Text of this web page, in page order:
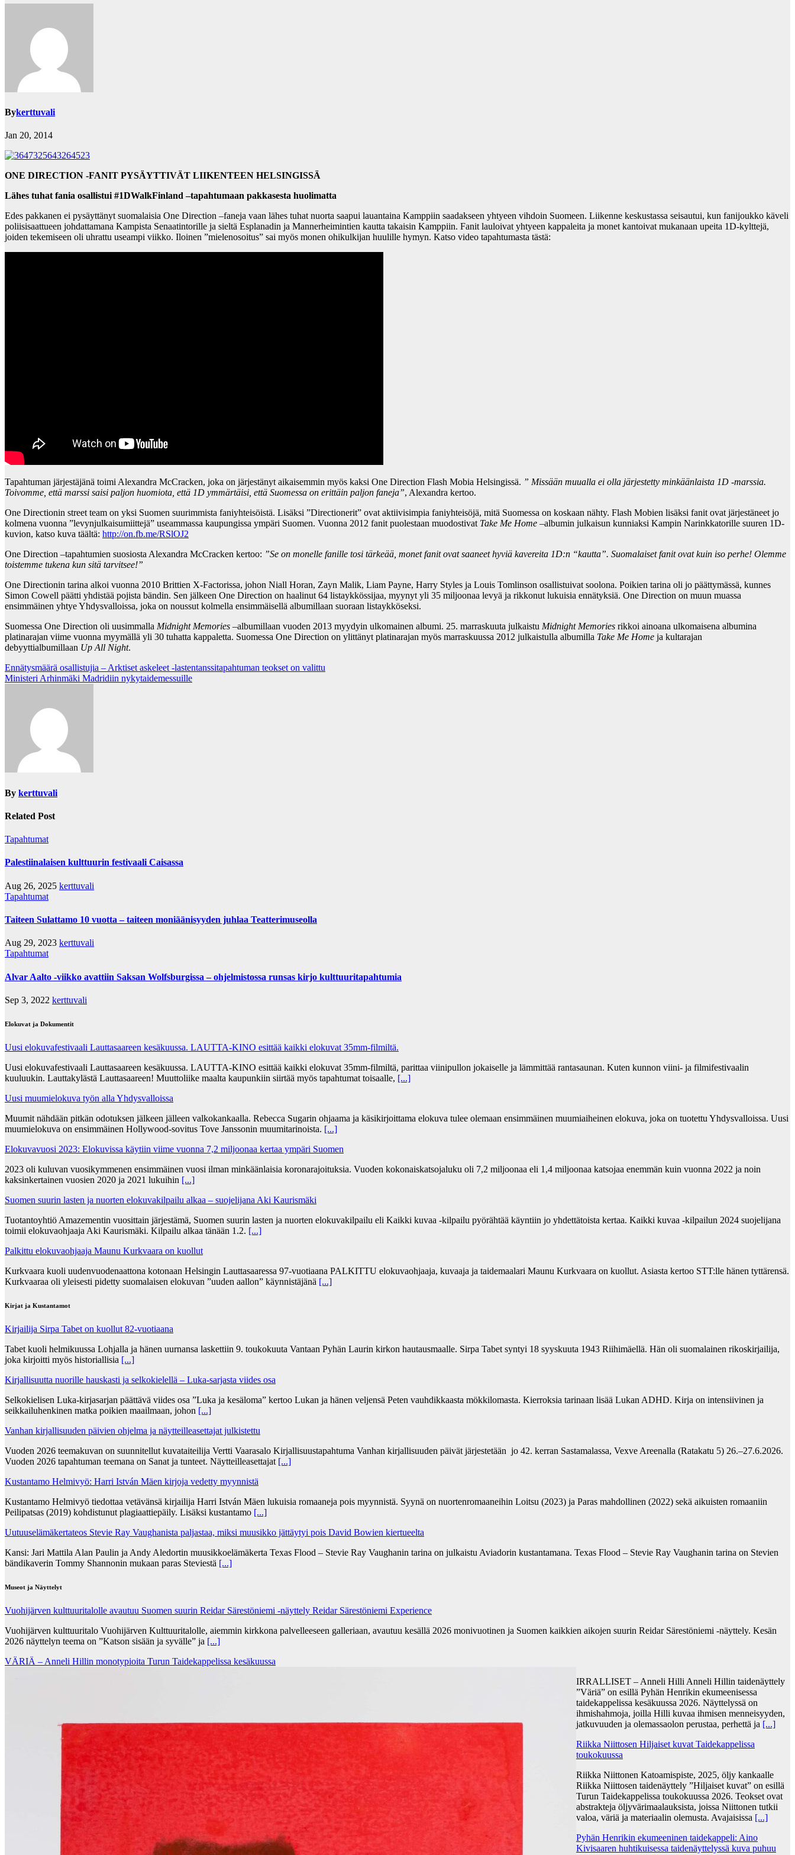
Bykerttuvali
Jan 20, 2014
ONE DIRECTION -FANIT PYSÄYTTIVÄT LIIKENTEEN HELSINGISSÄ
Lähes tuhat fania osallistui #1DWalkFinland –tapahtumaan pakkasesta huolimatta
Edes pakkanen ei pysäyttänyt suomalaisia One Direction –faneja vaan lähes tuhat nuorta saapui lauantaina Kamppiin saadakseen yhtyeen vihdoin Suomeen. Liikenne keskustassa seisautui, kun fanijoukko käveli
poliisisaattueen johdattamana Kampista Senaatintorille ja sieltä Esplanadin ja Mannerheimintien kautta takaisin Kamppiin. Fanit lauloivat yhtyeen kappaleita ja monet kantoivat mukanaan upeita 1D-kylttejä,
joiden tekemiseen oli uhrattu useampi viikko. Iloinen ”mielenosoitus” sai myös monen ohikulkijan huulille hymyn. Katso video tapahtumasta tästä:
Tapahtuman järjestäjänä toimi Alexandra McCracken, joka on järjestänyt aikaisemmin myös kaksi One Direction Flash Mobia Helsingissä. ” Missään muualla ei olla järjestetty minkäänlaista 1D -marssia.
Toivomme, että marssi saisi paljon huomiota, että 1D ymmärtäisi, että Suomessa on erittäin paljon faneja”, Alexandra kertoo.
One Directionin street team on yksi Suomen suurimmista faniyhteisöistä. Lisäksi ”Directionerit” ovat aktiivisimpia faniyhteisöjä, mitä Suomessa on koskaan nähty. Flash Mobien lisäksi fanit ovat järjestäneet jo
kolmena vuonna ”levynjulkaisumiittejä” useammassa kaupungissa ympäri Suomen. Vuonna 2012 fanit puolestaan muodostivat Take Me Home –albumin julkaisun kunniaksi Kampin Narinkkatorille suuren 1D-
kuvion, katso kuva täältä: http://on.fb.me/RSlOJ2
One Direction –tapahtumien suosiosta Alexandra McCracken kertoo: ”Se on monelle fanille tosi tärkeää, monet fanit ovat saaneet hyviä kavereita 1D:n “kautta”. Suomalaiset fanit ovat kuin iso perhe! Olemme
toistemme tukena kun sitä tarvitsee!”
One Directionin tarina alkoi vuonna 2010 Brittien X-Factorissa, johon Niall Horan, Zayn Malik, Liam Payne, Harry Styles ja Louis Tomlinson osallistuivat soolona. Poikien tarina oli jo päättymässä, kunnes
Simon Cowell päätti yhdistää pojista bändin. Sen jälkeen One Direction on haalinut 64 listaykkössijaa, myynyt yli 35 miljoonaa levyä ja rikkonut lukuisia ennätyksiä. One Direction on muun muassa
ensimmäinen yhtye Yhdysvalloissa, joka on noussut kolmella ensimmäisellä albumillaan suoraan listaykköseksi.
Suomessa One Direction oli uusimmalla Midnight Memories –albumillaan vuoden 2013 myydyin ulkomainen albumi. 25. marraskuuta julkaistu Midnight Memories rikkoi ainoana ulkomaisena albumina
platinarajan viime vuonna myymällä yli 30 tuhatta kappaletta. Suomessa One Direction on ylittänyt platinarajan myös marraskuussa 2012 julkaistulla albumilla Take Me Home ja kultarajan
debyyttialbumillaan Up All Night.
Post
navigation
Ennätysmäärä osallistujia – Arktiset askeleet -lastentanssitapahtuman teokset on valittu
Ministeri Arhinmäki Madridiin nykytaidemessuille
By kerttuvali
Related Post
Tapahtumat
Palestiinalaisen kulttuurin festivaali Caisassa
Aug 26, 2025 kerttuvali
Tapahtumat
Taiteen Sulattamo 10 vuotta – taiteen moniäänisyyden juhlaa Teatterimuseolla
Aug 29, 2023 kerttuvali
Tapahtumat
Alvar Aalto -viikko avattiin Saksan Wolfsburgissa – ohjelmistossa runsas kirjo kulttuuritapahtumia
Sep 3, 2022 kerttuvali
Elokuvat ja Dokumentit
Uusi elokuvafestivaali Lauttasaareen kesäkuussa. LAUTTA-KINO esittää kaikki elokuvat 35mm-filmiltä.
Uusi elokuvafestivaali Lauttasaareen kesäkuussa. LAUTTA-KINO esittää kaikki elokuvat 35mm-filmiltä, parittaa viinipullon jokaiselle ja lämmittää rantasaunan. Kuten kunnon viini- ja filmifestivaalin
kuuluukin. Lauttakylästä Lauttasaareen! Muuttoliike maalta kaupunkiin siirtää myös tapahtumat toisaalle, [...]
Uusi muumielokuva työn alla Yhdysvalloissa
Muumit nähdään pitkän odotuksen jälkeen jälleen valkokankaalla. Rebecca Sugarin ohjaama ja käsikirjoittama elokuva tulee olemaan ensimmäinen muumiaiheinen elokuva, joka on tuotettu Yhdysvalloissa. Uusi
muumielokuva on ensimmäinen Hollywood-sovitus Tove Janssonin muumitarinoista. [...]
Elokuvavuosi 2023: Elokuvissa käytiin viime vuonna 7,2 miljoonaa kertaa ympäri Suomen
2023 oli kuluvan vuosikymmenen ensimmäinen vuosi ilman minkäänlaisia koronarajoituksia. Vuoden kokonaiskatsojaluku oli 7,2 miljoonaa eli 1,4 miljoonaa katsojaa enemmän kuin vuonna 2022 ja noin
kaksinkertainen vuosien 2020 ja 2021 lukuihin [...]
Suomen suurin lasten ja nuorten elokuvakilpailu alkaa – suojelijana Aki Kaurismäki
Tuotantoyhtiö Amazementin vuosittain järjestämä, Suomen suurin lasten ja nuorten elokuvakilpailu eli Kaikki kuvaa -kilpailu pyörähtää käyntiin jo yhdettätoista kertaa. Kaikki kuvaa -kilpailun 2024 suojelijana
toimii elokuvaohjaaja Aki Kaurismäki. Kilpailu alkaa tänään 1.2. [...]
Palkittu elokuvaohjaaja Maunu Kurkvaara on kuollut
Kurkvaara kuoli uudenvuodenaattona kotonaan Helsingin Lauttasaaressa 97-vuotiaana PALKITTU elokuvaohjaaja, kuvaaja ja taidemaalari Maunu Kurkvaara on kuollut. Asiasta kertoo STT:lle hänen tyttärensä.
Kurkvaaraa oli yleisesti pidetty suomalaisen elokuvan ”uuden aallon” käynnistäjänä [...]
Kirjat ja Kustantamot
Kirjailija Sirpa Tabet on kuollut 82-vuotiaana
Tabet kuoli helmikuussa Lohjalla ja hänen uurnansa laskettiin 9. toukokuuta Vantaan Pyhän Laurin kirkon hautausmaalle. Sirpa Tabet syntyi 18 syyskuuta 1943 Riihimäellä. Hän oli suomalainen rikoskirjailija,
joka kirjoitti myös historiallisia [...]
Kirjallisuutta nuorille hauskasti ja selkokielellä – Luka-sarjasta viides osa
Selkokielisen Luka-kirjasarjan päättävä viides osa ”Luka ja kesäloma” kertoo Lukan ja hänen veljensä Peten vauhdikkaasta mökkilomasta. Kierroksia tarinaan lisää Lukan ADHD. Kirja on intensiivinen ja
seikkailuhenkinen matka poikien maailmaan, johon [...]
Vanhan kirjallisuuden päivien ohjelma ja näytteilleasettajat julkistettu
Vuoden 2026 teemakuvan on suunnitellut kuvataiteilija Vertti Vaarasalo Kirjallisuustapahtuma Vanhan kirjallisuuden päivät järjestetään jo 42. kerran Sastamalassa, Vexve Areenalla (Ratakatu 5) 26.–27.6.2026.
Vuoden 2026 tapahtuman teemana on Sanat ja tunteet. Näytteilleasettajat [...]
Kustantamo Helmivyö: Harri István Mäen kirjoja vedetty myynnistä
Kustantamo Helmivyö tiedottaa vetävänsä kirjailija Harri István Mäen lukuisia romaaneja pois myynnistä. Syynä on nuortenromaaneihin Loitsu (2023) ja Paras mahdollinen (2022) sekä aikuisten romaaniin
Peilipatsas (2019) kohdistunut plagiaattiepäily. Lisäksi kustantamo [...]
Uutuuselämäkertateos Stevie Ray Vaughanista paljastaa, miksi muusikko jättäytyi pois David Bowien kiertueelta
Kansi: Jari Mattila Alan Paulin ja Andy Aledortin muusikkoelämäkerta Texas Flood – Stevie Ray Vaughanin tarina on julkaistu Aviadorin kustantamana. Texas Flood – Stevie Ray Vaughanin tarina on Stevien
bändikaverin Tommy Shannonin mukaan paras Steviestä [...]
Museot ja Näyttelyt
Vuohijärven kulttuuritalolle avautuu Suomen suurin Reidar Särestöniemi -näyttely Reidar Särestöniemi Experience
Vuohijärven kulttuuritalo Vuohijärven Kulttuuritalolle, aiemmin kirkkona palvelleeseen galleriaan, avautuu kesällä 2026 monivuotinen ja Suomen kaikkien aikojen suurin Reidar Särestöniemi -näyttely. Kesän
2026 näyttelyn teema on ”Katson sisään ja syvälle” ja [...]
VÄRIÄ – Anneli Hillin monotypioita Turun Taidekappelissa kesäkuussa
IRRALLISET – Anneli Hilli Anneli Hillin taidenäyttely
”Väriä” on esillä Pyhän Henrikin ekumeenisessa
taidekappelissa kesäkuussa 2026. Näyttelyssä on
ihmishahmoja, joilla Hilli kuvaa ihmisen menneisyyden,
jatkuvuuden ja olemassaolon perustaa, perhettä ja [...]
Riikka Niittosen Hiljaiset kuvat Taidekappelissa
toukokuussa
Riikka Niittonen Katoamispiste, 2025, öljy kankaalle
Riikka Niittosen taidenäyttely ”Hiljaiset kuvat” on esillä
Turun Taidekappelissa toukokuussa 2026. Teokset ovat
abstrakteja öljyvärimaalauksista, joissa Niittonen tutkii
valoa, väriä ja materiaalin olemusta. Avajaisissa [...]
Pyhän Henrikin ekumeeninen taidekappeli: Aino
Kivisaaren huhtikuisessa taidenäyttelyssä kuva puhuu